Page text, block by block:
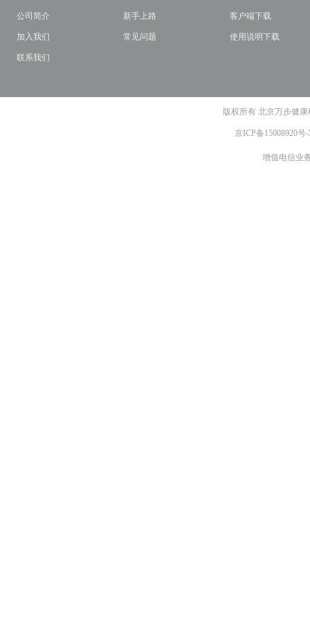
公司简介
加入我们
联系我们
新手上路
常见问题
客户端下载
使用说明下载
版权所有 北京万步健
京ICP备15008920号-
增值电信业